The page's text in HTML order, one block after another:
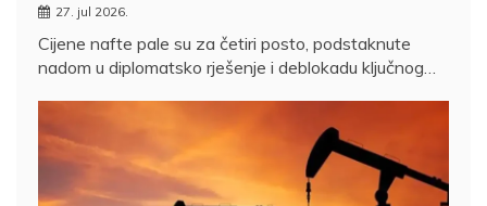
27. jul 2026.
Cijene nafte pale su za četiri posto, podstaknute
nadom u diplomatsko rješenje i deblokadu ključnog…